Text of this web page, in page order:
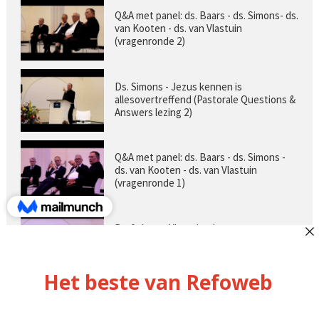
Q&A met panel: ds. Baars - ds. Simons- ds.
van Kooten - ds. van Vlastuin
(vragenronde 2)
Ds. Simons - Jezus kennen is
allesovertreffend (Pastorale Questions &
Answers lezing 2)
Q&A met panel: ds. Baars - ds. Simons -
ds. van Kooten - ds. van Vlastuin
(vragenronde 1)
Prof. dr. van Vlastuin - Is